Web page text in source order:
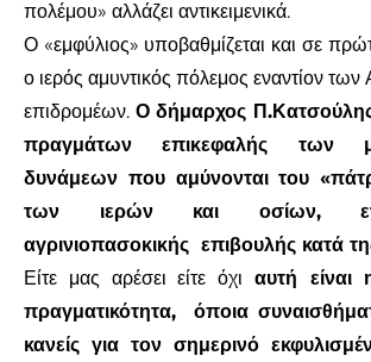
πολέμου» αλλάζει αντικειμενικά.
Ο «εμφύλιος» υποβαθμίζεται και σε
ο ιερός αμυντικός πόλεμος εναντίον
επιδρομέων. Ο δήμαρχος Π.Κατσούλης
πραγμάτων επικεφαλής των
δυνάμεων που αμύνονται του
των ιερών και οσίων,
αγρινιοπασοκικής επιβουλής κατά
Είτε μας αρέσει είτε όχι αυτή είναι
πραγματικότητα,
όποια
κανείς για τον σημερινό